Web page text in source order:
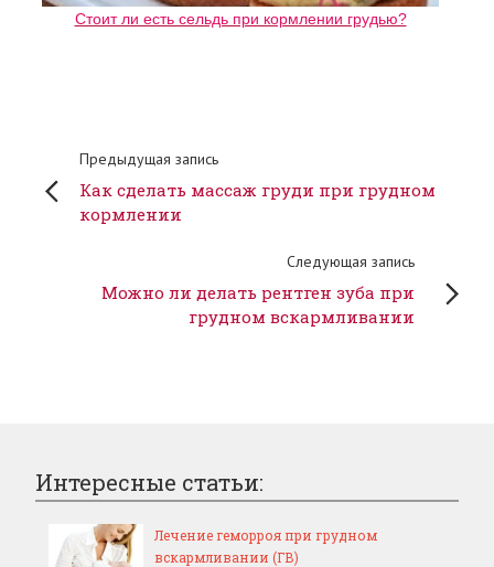
Стоит ли есть сельдь при кормлении грудью?
Предыдущая запись
Как сделать массаж груди при грудном
кормлении
Следующая запись
Можно ли делать рентген зуба при
грудном вскармливании
Интересные статьи:
Лечение геморроя при грудном
вскармливании (ГВ)